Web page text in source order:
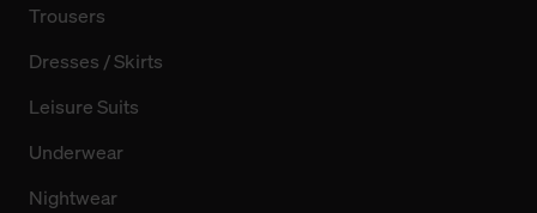
Trousers
Dresses / Skirts
Leisure Suits
Underwear
Nightwear